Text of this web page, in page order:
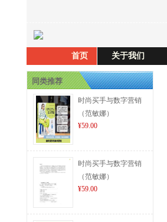
首页 关于我们
同类推荐
时尚买手与数字营销
（范敏娜）
¥59.00
时尚买手与数字营销
（范敏娜）
¥59.00